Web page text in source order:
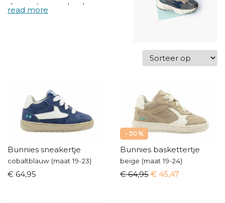
de eerste aarzelende
babystapjes
6 jaar . Bunnies draagt
kwaliteiten een veilige
werkomgeving hoog in het
vaandel. Alle materialen die ze
Europese makelij.
Bunnies sneakertje
cobaltblauw (maat 19-23)
€ 64,95
- 30 %
Bunnies baskettertje
beige (maat 19-24)
€ 64,95 € 45,47